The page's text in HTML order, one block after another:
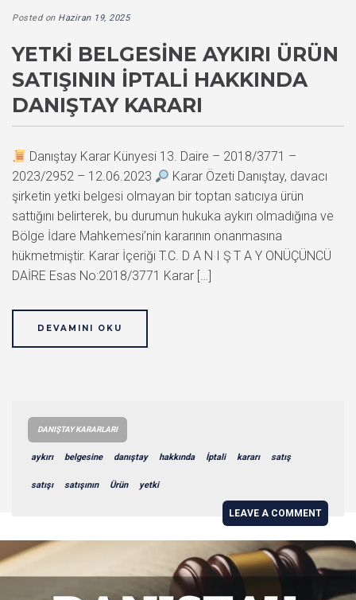
Posted on Haziran 19, 2025
YETKI BELGESINE AYKIRI ÜRÜN
SATIŞININ İPTALI HAKKINDA
DANIŞTAY KARARI
Danıştay Karar Künyesi 13. Daire – 2018/3771 –
2023/2952 – 12.06.2023
Karar Özeti Danıştay, davacı
şirketin yetki belgesi olmayan bir toptan satıcıya ürün
sattığını belirterek, bu durumun hukuka aykırı olmadığına ve
Bölge İdare Mahkemesi’nin kararının onanmasına
hükmetmiştir. Karar İçeriği T.C. D A N I Ş T A Y ONÜÇÜNCÜ
DAİRE Esas No:2018/3771 Karar […]
DEVAMINI OKU
DANIŞTAY KARARLARI
aykırı belgesine danıştay hakkında İptali kararı satış
satışı satışının Ürün yetki
LEAVE A COMMENT